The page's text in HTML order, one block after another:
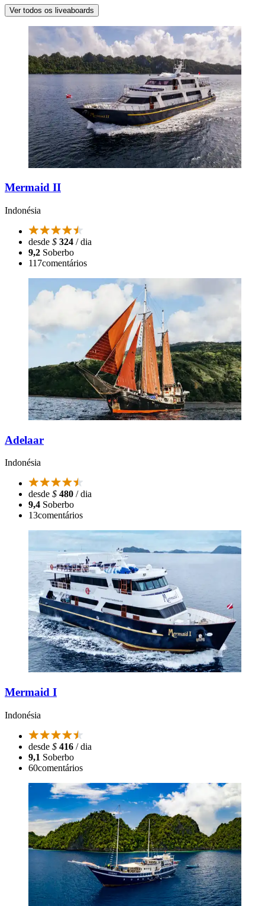
Ver todos os liveaboards
Mermaid II
Indonésia
desde $ 324 / dia
9,2 Soberbo
117comentários
Adelaar
Indonésia
desde $ 480 / dia
9,4 Soberbo
13comentários
Mermaid I
Indonésia
desde $ 416 / dia
9,1 Soberbo
60comentários